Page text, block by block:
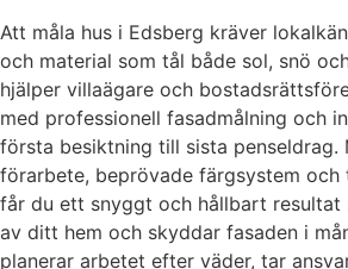
Att måla hus i Edsberg kräver
och material som tål både sol, snö
hjälper villaägare och
med professionell fasadmålning och
första besiktning till sista penseldrag.
förarbete, beprövade färgsystem
får du ett snyggt och hållbart
av ditt hem och skyddar fasaden i
planerar arbetet efter väder, tar